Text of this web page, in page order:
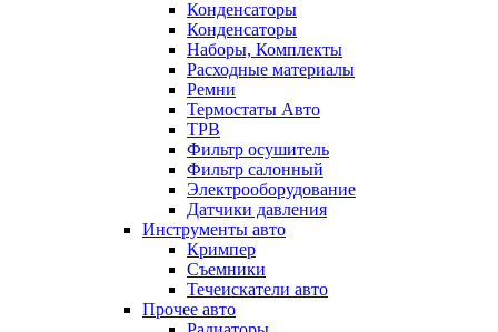
Конденсаторы
Конденсаторы
Наборы, Комплекты
Расходные материалы
Ремни
Термостаты Авто
ТРВ
Фильтр осушитель
Фильтр салонный
Электрооборудование
Датчики давления
Инструменты авто
Кримпер
Съемники
Течеискатели авто
Прочее авто